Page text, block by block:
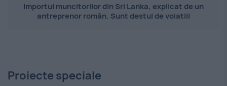
Importul muncitorilor din Sri Lanka, explicat de un
antreprenor român. Sunt destul de volatili
Proiecte speciale